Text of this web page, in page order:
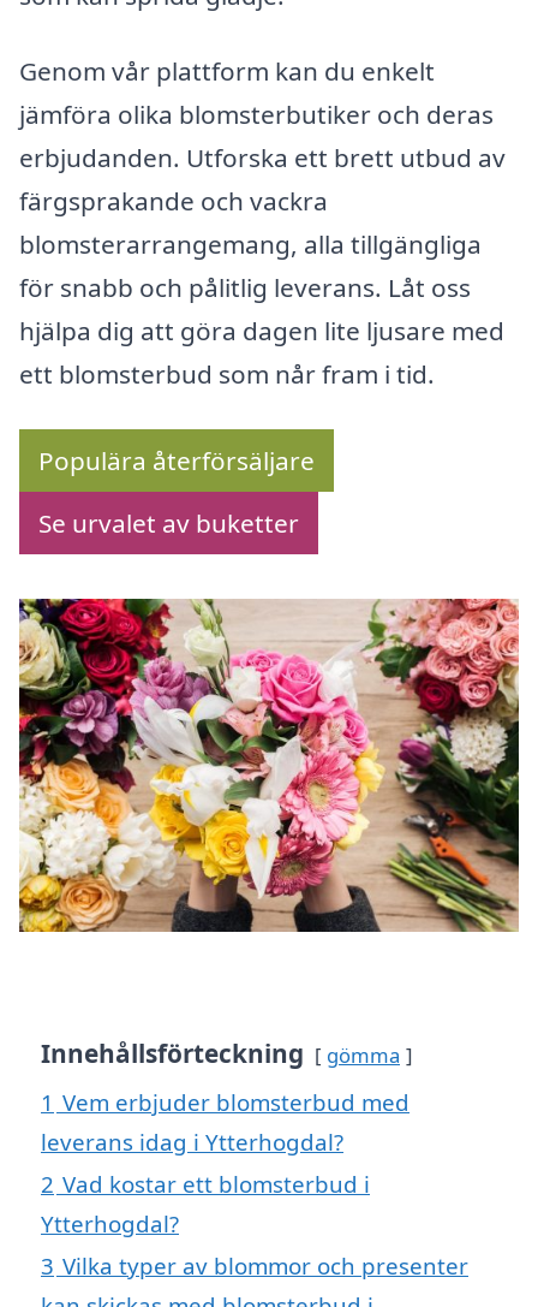
Genom vår plattform kan du enkelt
jämföra olika blomsterbutiker och deras
erbjudanden. Utforska ett brett utbud av
färgsprakande och vackra
blomsterarrangemang, alla tillgängliga
för snabb och pålitlig leverans. Låt oss
hjälpa dig att göra dagen lite ljusare med
ett blomsterbud som når fram i tid.
Populära återförsäljare
Se urvalet av buketter
Innehållsförteckning gömma
1 Vem erbjuder blomsterbud med
leverans idag i Ytterhogdal?
2 Vad kostar ett blomsterbud i
Ytterhogdal?
3 Vilka typer av blommor och presenter